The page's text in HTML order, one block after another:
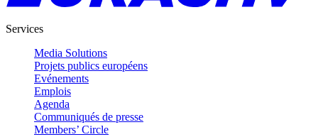
Services
Media Solutions
Projets publics européens
Evénements
Emplois
Agenda
Communiqués de presse
Members’ Circle